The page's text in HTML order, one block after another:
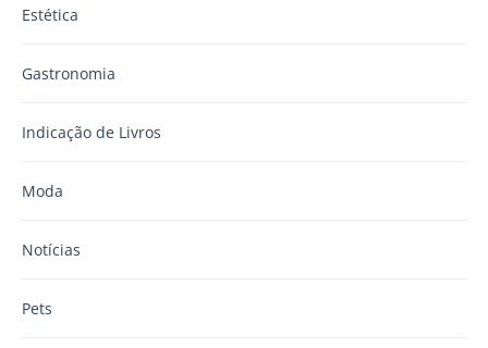
Estética
Gastronomia
Indicação de Livros
Moda
Notícias
Pets